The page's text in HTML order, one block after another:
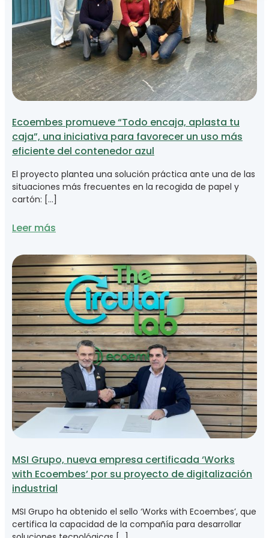
Ecoembes promueve “Todo encaja, aplasta tu
caja”, una iniciativa para favorecer un uso más
eficiente del contenedor azul
El proyecto plantea una solución práctica ante una de las
situaciones más frecuentes en la recogida de papel y
cartón: […]
Leer más
MSI Grupo, nueva empresa certificada ‘Works
with Ecoembes’ por su proyecto de digitalización
industrial
MSI Grupo ha obtenido el sello ‘Works with Ecoembes’, que
certifica la capacidad de la compañía para desarrollar